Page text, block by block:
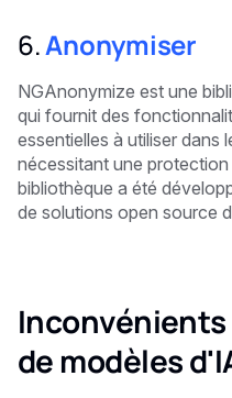
6.Anonymiser
NGAnonymize est une
qui fournit des
essentielles à utiliser dans
nécessitant une
bibliothèque a été
de solutions open source
de modèles